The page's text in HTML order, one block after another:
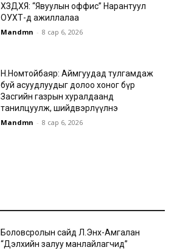
ХЗДХЯ: “Явуулын оффис” Нарантуул
ОУХТ-д ажиллалаа
Mandmn - 8 сар 6, 2026
Н.Номтойбаяр: Аймгуудад тулгамдаж
буй асуудлуудыг долоо хоног бүр
Засгийн газрын хуралдаанд
танилцуулж, шийдвэрлүүлнэ
Mandmn - 8 сар 6, 2026
Боловсролын сайд Л.Энх-Амгалан
“Дэлхийн залуу манлайлагчид”